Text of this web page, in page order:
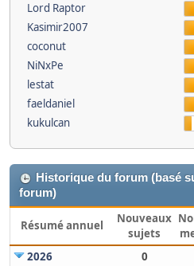
Lord Raptor
Kasimir2007
coconut
NiNxPe
lestat
faeldaniel
kukulcan
Historique du forum (basé
forum)
Résumé annuel
Nouveaux
sujets
2026
0